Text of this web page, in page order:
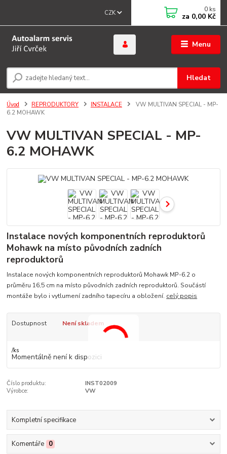
Menu
CZK
Hledat
0 ks
za 0,00 Kč
Úvod REPRODUKTORY INSTALACE
VW MULTIVAN SPECIAL - MP-
6.2 MOHAWK
VW MULTIVAN SPECIAL - MP-
6.2 MOHAWK
Instalace nových komponentních reproduktorů
Mohawk na místo původních zadních
reproduktorů
Instalace nových komponentních reproduktorů Mohawk MP-6.2 o
průměru 16,5 cm na místo původních zadních reproduktorů. Součástí
montáže bylo i vytlumení zadního tapecíru a obložení. celý popis
Dostupnost Není skladem
/ks
Momentálně není k dispozici
Číslo produktu:
INST02009
Výrobce:
VW
Kompletní specifikace
Komentáře 0